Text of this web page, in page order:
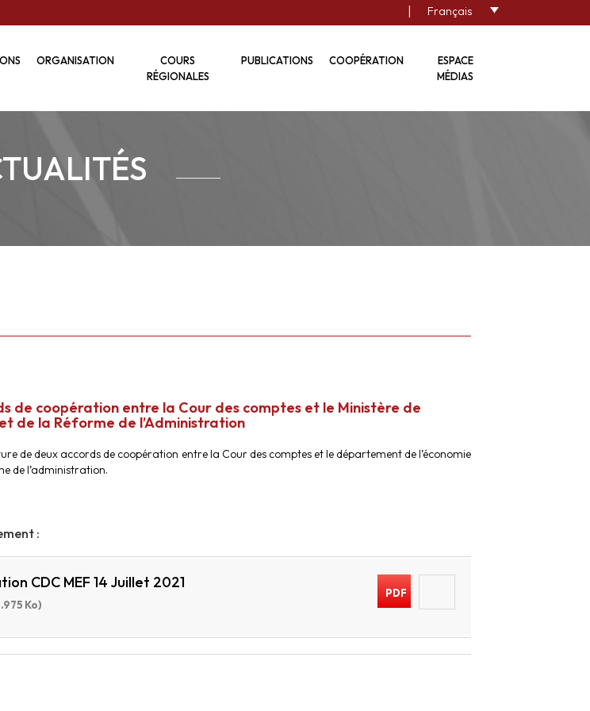
| Français
ORGANISATION
COURS
RÉGIONALES
PUBLICATIONS COOPÉRATION
ESPACE
MÉDIAS
de coopération entre la Cour des comptes et le Ministère de
et de la Réforme de l’Administration
de deux accords de coopération entre la Cour des comptes et le département de l’économie
de l’administration.
:
CDC MEF 14 Juillet 2021
Ko)
PDF